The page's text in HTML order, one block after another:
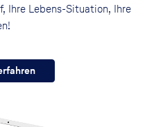
Ihre Lebens-Situation, Ihre